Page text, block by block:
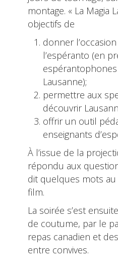
montage. « La Magia
objectifs de
donner
l’espéranto (en
Lausanne);
permettre aux
découvrir
offrir un outil
enseignants
À l’issue de la
répondu aux
dit quelques mots
film.
La soirée s’est
de coutume, par le
repas canadien et
entre convives.